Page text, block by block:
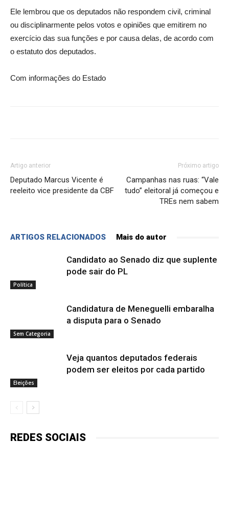
Ele lembrou que os deputados não respondem civil, criminal
ou disciplinarmente pelos votos e opiniões que emitirem no
exercício das sua funções e por causa delas, de acordo com
o estatuto dos deputados.
Com informações do Estado
Artigo anterior
Deputado Marcus Vicente é
reeleito vice presidente da CBF
Próximo artigo
Campanhas nas ruas: “Vale
tudo” eleitoral já começou e
TREs nem sabem
ARTIGOS RELACIONADOS Mais do autor
Política
Candidato ao Senado diz que suplente
pode sair do PL
Sem Categoria
Candidatura de Meneguelli embaralha
a disputa para o Senado
Eleições
Veja quantos deputados federais
podem ser eleitos por cada partido
REDES SOCIAIS